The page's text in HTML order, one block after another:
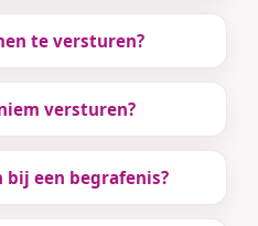
te versturen?
versturen?
bij een begrafenis?